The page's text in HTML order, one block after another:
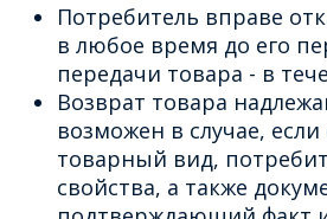
Потребитель вправе
в любое время до его
передачи товара - в
Возврат товара
возможен в случае,
товарный вид,
свойства, а также